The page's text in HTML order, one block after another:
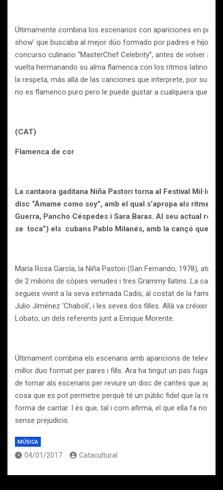
Últimamente combina los escenarios con apariciones en
show’ que buscaba al mejor dúo formado por padres e hijos.
concurso culinario “MasterChef Celebrity”, antes de volver a
vuelta hermanando su alma flamenca con los ritmos latinos.
la respeta, más allá de las canciones que interprete, por su
no es flamenco puro pero le puede gustar a cualquiera que lo
(CAT)
Flamenca de cor
La cantaora gaditana Niña Pastori torna al Festival
disc “Ámame como soy”, amb el qual s’apropa als ritmes
Guerra, Pancho Céspedes i Sara Baras. Al seu actual
se toca”) els cubans Pablo Milanés, amb la cançó que
María Rosa García, la Niña Pastori (San Fernando, 1978),
de 2 milions de còpies venudes i tres Grammy llatins. La
segueix vivint a la seva estimada Cadis, al costat de la
Julio Jiménez ‘Chaboli’, i les seves dos filles. Allà va créixer
Lobato, un dels referents junt a Enrique Morente.
Últimament combina els escenaris amb aparicions de televisió.
millor duo format per pares i fills. Ara ha tingut un pas fugaç
de tornar als escenaris per reviure un disc de cantes que
cosa que es pot permetre perquè té un públic fidel que la
forma de cantar. I és que, tal i com afirma, el que ella fa no és
sense prejudicis.
MÚSICA
04/01/2017 Catacultural